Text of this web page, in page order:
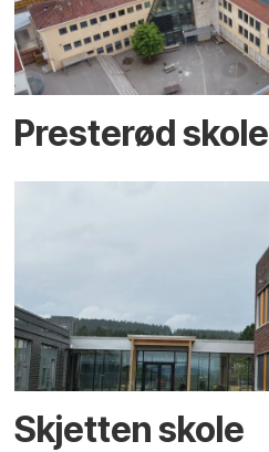
Presterød skole
Skjetten skole